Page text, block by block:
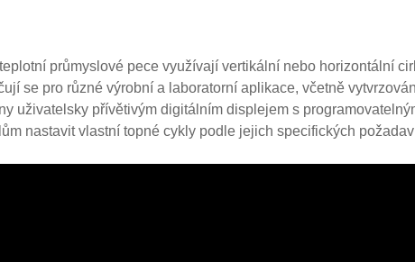
průmyslové pece využívají vertikální nebo horizontální
se pro různé výrobní a laboratorní aplikace, včetně
uživatelsky přívětivým digitálním displejem s
nastavit vlastní topné cykly podle jejich specifických